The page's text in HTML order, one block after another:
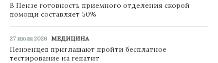
В Пензе готовность приемного отделения скорой
помощи составляет 50%
27 июля 2026 МЕДИЦИНА
Пензенцев приглашают пройти бесплатное
тестирование на гепатит